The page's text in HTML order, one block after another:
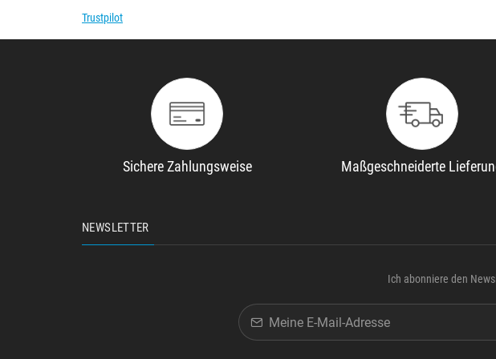
Trustpilot
Sichere Zahlungsweise Maßgeschneiderte
NEWSLETTER
Ich abonniere den